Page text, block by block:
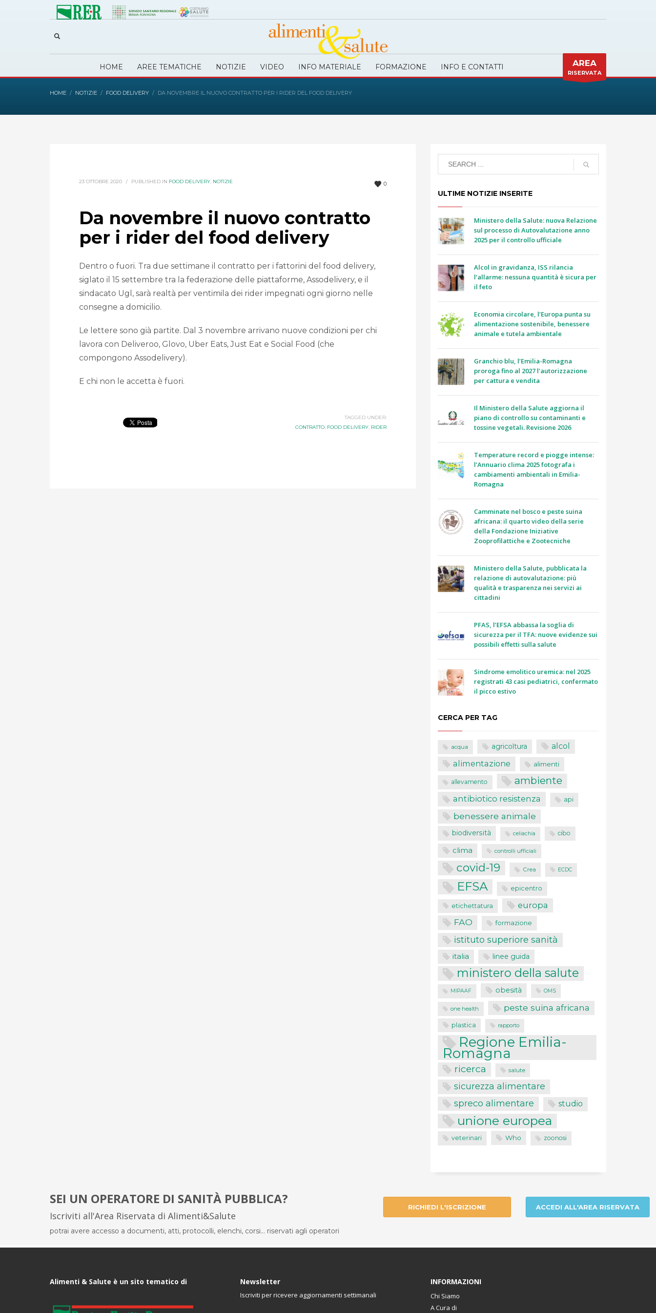
HOME AREE TEMATICHE NOTIZIE VIDEO INFO MATERIALE FORMAZIONE INFO E CONTATTI AREA
RISERVATA
HOME NOTIZIE FOOD DELIVERY DA NOVEMBRE IL NUOVO CONTRATTO PER I RIDER DEL FOOD DELIVERY
0
23 OTTOBRE 2020 / PUBLISHED IN FOOD DELIVERY, NOTIZIE
Da novembre il nuovo contratto
per i rider del food delivery
Dentro o fuori. Tra due settimane il contratto per i fattorini del food delivery,
siglato il 15 settembre tra la federazione delle piattaforme, Assodelivery, e il
sindacato Ugl, sarà realtà per ventimila dei rider impegnati ogni giorno nelle
consegne a domicilio.
Le lettere sono già partite. Dal 3 novembre arrivano nuove condizioni per chi
lavora con Deliveroo, Glovo, Uber Eats, Just Eat e Social Food (che
compongono Assodelivery).
E chi non le accetta è fuori.
TAGGED UNDER:
CONTRATTO, FOOD DELIVERY, RIDER
ULTIME NOTIZIE INSERITE
Ministero della Salute: nuova Relazione
sul processo di Autovalutazione anno
2025 per il controllo ufficiale
Alcol in gravidanza, ISS rilancia
l’allarme: nessuna quantità è sicura per
il feto
Economia circolare, l’Europa punta su
alimentazione sostenibile, benessere
animale e tutela ambientale
Granchio blu, l’Emilia-Romagna
proroga fino al 2027 l’autorizzazione
per cattura e vendita
Il Ministero della Salute aggiorna il
piano di controllo su contaminanti e
tossine vegetali. Revisione 2026
Temperature record e piogge intense:
l’Annuario clima 2025 fotografa i
cambiamenti ambientali in Emilia-
Romagna
Camminate nel bosco e peste suina
africana: il quarto video della serie
della Fondazione Iniziative
Zooprofilattiche e Zootecniche
Ministero della Salute, pubblicata la
relazione di autovalutazione: più
qualità e trasparenza nei servizi ai
cittadini
PFAS, l’EFSA abbassa la soglia di
sicurezza per il TFA: nuove evidenze sui
possibili effetti sulla salute
Sindrome emolitico uremica: nel 2025
registrati 43 casi pediatrici, confermato
il picco estivo
CERCA PER TAG
acqua agricoltura alcol
alimentazione alimenti
allevamento ambiente
antibiotico resistenza api
benessere animale
biodiversità celiachia cibo
clima controlli ufficiali
covid-19 Crea ECDC
EFSA epicentro
etichettatura europa
FAO formazione
istituto superiore sanità
italia linee guida
ministero della salute
MIPAAF obesità OMS
one health peste suina africana
plastica rapporto
Regione Emilia-
Romagna
ricerca salute
sicurezza alimentare
spreco alimentare studio
unione europea
veterinari Who zoonosi
SEI UN OPERATORE DI SANITÀ PUBBLICA?
Iscriviti all'Area Riservata di Alimenti&Salute
potrai avere accesso a documenti, atti, protocolli, elenchi, corsi... riservati agli operatori
RICHIEDI L'ISCRIZIONE ACCEDI ALL'AREA RISERVATA
Alimenti & Salute è un sito tematico di Newsletter
Iscriviti per ricevere aggiornamenti settimanali
INFORMAZIONI
Chi Siamo
A Cura di